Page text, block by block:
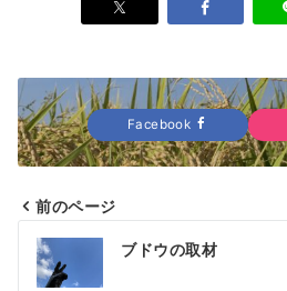
Facebook
投
稿
前のページ
ブドウの取材